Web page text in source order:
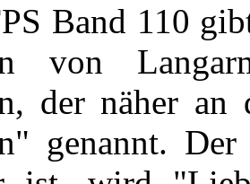
Band 110
von
der näher
genannt.